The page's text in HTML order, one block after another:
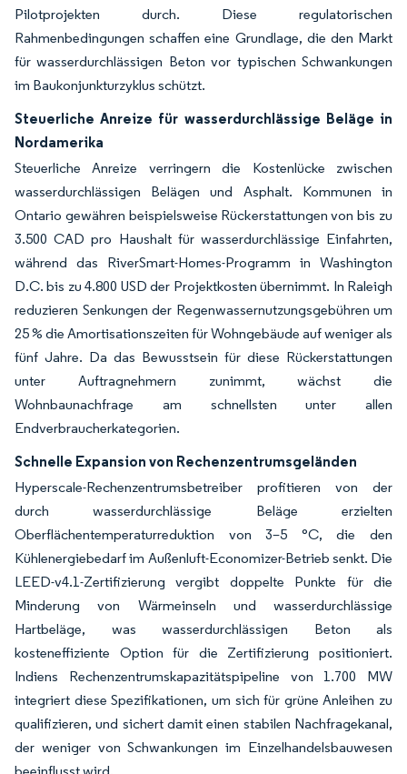
Pilotprojekten durch. Diese regulatorischen
Rahmenbedingungen schaffen eine Grundlage, die den Markt
für wasserdurchlässigen Beton vor typischen Schwankungen
im Baukonjunkturzyklus schützt.
Steuerliche Anreize für wasserdurchlässige Beläge in
Nordamerika
Steuerliche Anreize verringern die Kostenlücke zwischen
wasserdurchlässigen Belägen und Asphalt. Kommunen in
Ontario gewähren beispielsweise Rückerstattungen von bis zu
3.500 CAD pro Haushalt für wasserdurchlässige Einfahrten,
während das RiverSmart-Homes-Programm in Washington
D.C. bis zu 4.800 USD der Projektkosten übernimmt. In Raleigh
reduzieren Senkungen der Regenwassernutzungsgebühren um
25 % die Amortisationszeiten für Wohngebäude auf weniger als
fünf Jahre. Da das Bewusstsein für diese Rückerstattungen
unter Auftragnehmern zunimmt, wächst die
Wohnbaunachfrage am schnellsten unter allen
Endverbraucherkategorien.
Schnelle Expansion von Rechenzentrumsgeländen
Hyperscale-Rechenzentrumsbetreiber profitieren von der
durch wasserdurchlässige Beläge erzielten
Oberflächentemperaturreduktion von 3–5 °C, die den
Kühlenergiebedarf im Außenluft-Economizer-Betrieb senkt. Die
LEED-v4.1-Zertifizierung vergibt doppelte Punkte für die
Minderung von Wärmeinseln und wasserdurchlässige
Hartbeläge, was wasserdurchlässigen Beton als
kosteneffiziente Option für die Zertifizierung positioniert.
Indiens Rechenzentrumskapazitätspipeline von 1.700 MW
integriert diese Spezifikationen, um sich für grüne Anleihen zu
qualifizieren, und sichert damit einen stabilen Nachfragekanal,
der weniger von Schwankungen im Einzelhandelsbauwesen